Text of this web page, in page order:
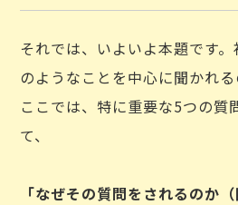
それでは、いよいよ本題です
のようなことを中心に聞かれる
ここでは、特に重要な5つの質
て、
「なぜその質問をされるのか（